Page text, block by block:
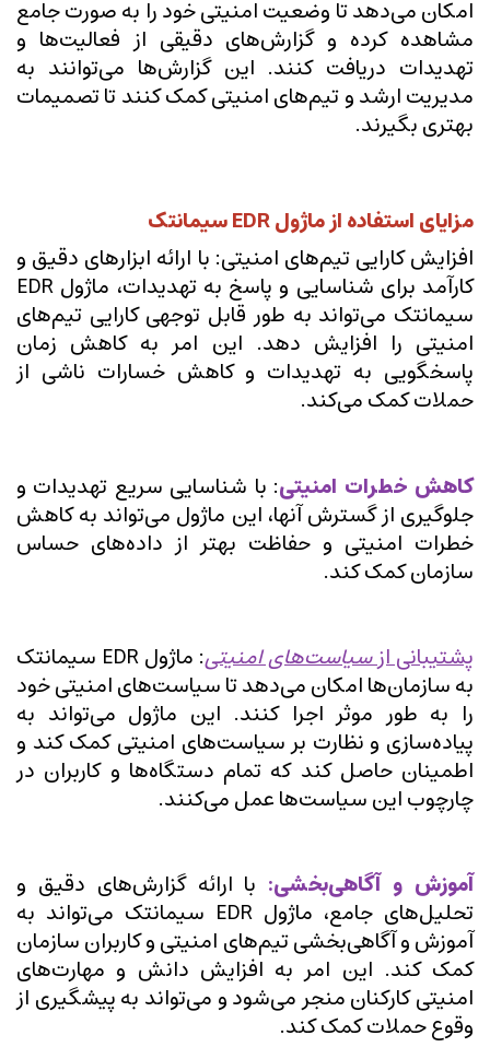
امکان می‌دهد تا وضعیت امنیتی خود را به صورت جامع
مشاهده کرده و گزارش‌های دقیقی از فعالیت‌ها و
تهدیدات دریافت کنند. این گزارش‌ها می‌توانند به
مدیریت ارشد و تیم‌های امنیتی کمک کنند تا تصمیمات
بهتری بگیرند.
مزایای استفاده از ماژول EDR سیمانتک
افزایش کارایی تیم‌های امنیتی: با ارائه ابزارهای دقیق و
کارآمد برای شناسایی و پاسخ به تهدیدات، ماژول EDR
سیمانتک می‌تواند به طور قابل توجهی کارایی تیم‌های
امنیتی را افزایش دهد. این امر به کاهش زمان
پاسخگویی به تهدیدات و کاهش خسارات ناشی از
حملات کمک می‌کند.
کاهش خطرات امنیتی: با شناسایی سریع تهدیدات و
جلوگیری از گسترش آنها، این ماژول می‌تواند به کاهش
خطرات امنیتی و حفاظت بهتر از داده‌های حساس
سازمان کمک کند.
پشتیبانی ازسیاست‌های امنیتی : ماژول EDR سیمانتک
به سازمان‌ها امکان می‌دهد تا سیاست‌های امنیتی خود
را به طور موثر اجرا کنند. این ماژول می‌تواند به
پیاده‌سازی و نظارت بر سیاست‌های امنیتی کمک کند و
اطمینان حاصل کند که تمام دستگاه‌ها و کاربران در
چارچوب این سیاست‌ها عمل می‌کنند.
آموزش و آگاهی‌بخشی: با ارائه گزارش‌های دقیق و
تحلیل‌های جامع، ماژول EDR سیمانتک می‌تواند به
آموزش و آگاهی‌بخشی تیم‌های امنیتی و کاربران سازمان
کمک کند. این امر به افزایش دانش و مهارت‌های
امنیتی کارکنان منجر می‌شود و می‌تواند به پیشگیری از
وقوع حملات کمک کند.